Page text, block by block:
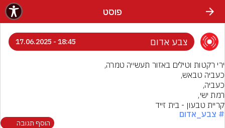
פוסט
צבע אדום 18:45 - 17.06.2025
קריית טבעון - בית זייד
# צבע_אדום
הוסף תגובה